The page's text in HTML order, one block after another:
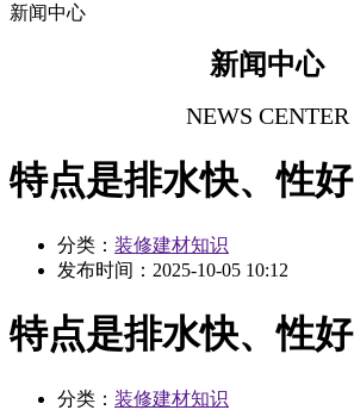
新闻中心
新闻中心
NEWS CENTER
特点是排水快、性好
分类： 装修建材知识
发布时间： 2025-10-05 10:12
特点是排水快、性好
分类： 装修建材知识